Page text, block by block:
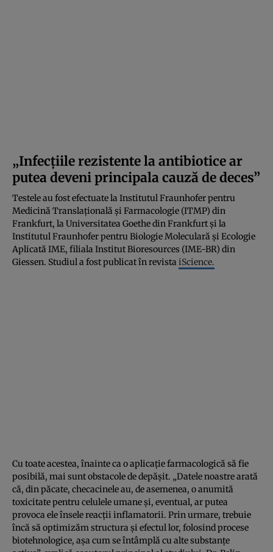
„Infecțiile rezistente la antibiotice ar
putea deveni principala cauză de deces”
Testele au fost efectuate la Institutul Fraunhofer pentru
Medicină Translațională și Farmacologie (ITMP) din
Frankfurt, la Universitatea Goethe din Frankfurt și la
Institutul Fraunhofer pentru Biologie Moleculară și Ecologie
Aplicată IME, filiala Institut Bioresources (IME-BR) din
Giessen. Studiul a fost publicat în revista iScience.
Cu toate acestea, înainte ca o aplicație farmacologică să fie
posibilă, mai sunt obstacole de depășit. „Datele noastre arată
că, din păcate, checacinele au, de asemenea, o anumită
toxicitate pentru celulele umane și, eventual, ar putea
provoca ele însele reacții inflamatorii. Prin urmare, trebuie
încă să optimizăm structura și efectul lor, folosind procese
biotehnologice, așa cum se întâmplă cu alte substanțe